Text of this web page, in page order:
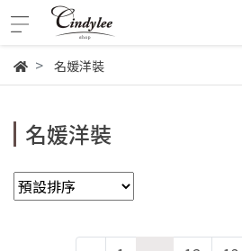
名媛洋裝
名媛洋裝